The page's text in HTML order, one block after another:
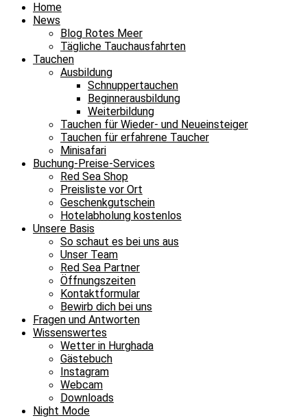
Home
News
Blog Rotes Meer
Tägliche Tauchausfahrten
Tauchen
Ausbildung
Schnuppertauchen
Beginnerausbildung
Weiterbildung
Tauchen für Wieder- und Neueinsteiger
Tauchen für erfahrene Taucher
Minisafari
Buchung-Preise-Services
Red Sea Shop
Preisliste vor Ort
Geschenkgutschein
Hotelabholung kostenlos
Unsere Basis
So schaut es bei uns aus
Unser Team
Red Sea Partner
Öffnungszeiten
Kontaktformular
Bewirb dich bei uns
Fragen und Antworten
Wissenswertes
Wetter in Hurghada
Gästebuch
Instagram
Webcam
Downloads
Night Mode